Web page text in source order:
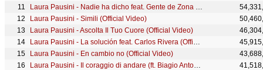
Laura Pausini - Nadie ha dicho feat. Gente de Zona (Official Video)
Laura Pausini - Simili (Official Video)
Laura Pausini - Ascolta Il Tuo Cuore (Official Video)
Laura Pausini - La solución feat. Carlos Rivera (Official Video)
Laura Pausini - En cambio no (Official Video)
Laura Pausini - Il coraggio di andare (ft. Biagio Antonacci) [Official Video]